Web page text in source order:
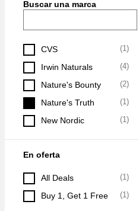
Buscar una marca
CVS (1)
Irwin Naturals (4)
Nature's Bounty (2)
Nature's Truth (1)
New Nordic (1)
En oferta
All Deals (1)
Buy 1, Get 1 Free (1)